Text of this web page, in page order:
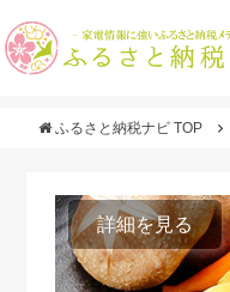
ふるさと納税ナビ TOP
詳細を見る